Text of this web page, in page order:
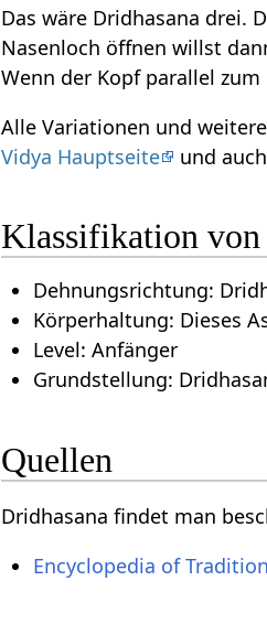
Das wäre Dridhasana drei.
Nasenloch öffnen willst
Wenn der Kopf parallel
Alle Variationen und
Vidya Hauptseite
und
Klassifikation von
Dehnungsrichtung:
Körperhaltung: Dieses
Level: Anfänger
Grundstellung:
Quellen
Dridhasana findet man
Encyclopedia of